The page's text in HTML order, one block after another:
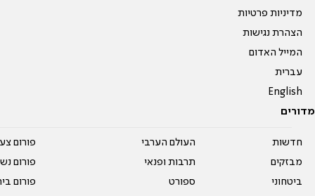
מדיניות פרטיות
הצהרת נגישות
המייל האדום
עברית
English
מדורים
חדשות
מבזקים
ביטחוני
העולם הערבי
תרבות ופנאי
ספורט
פורום
פורום
פורום